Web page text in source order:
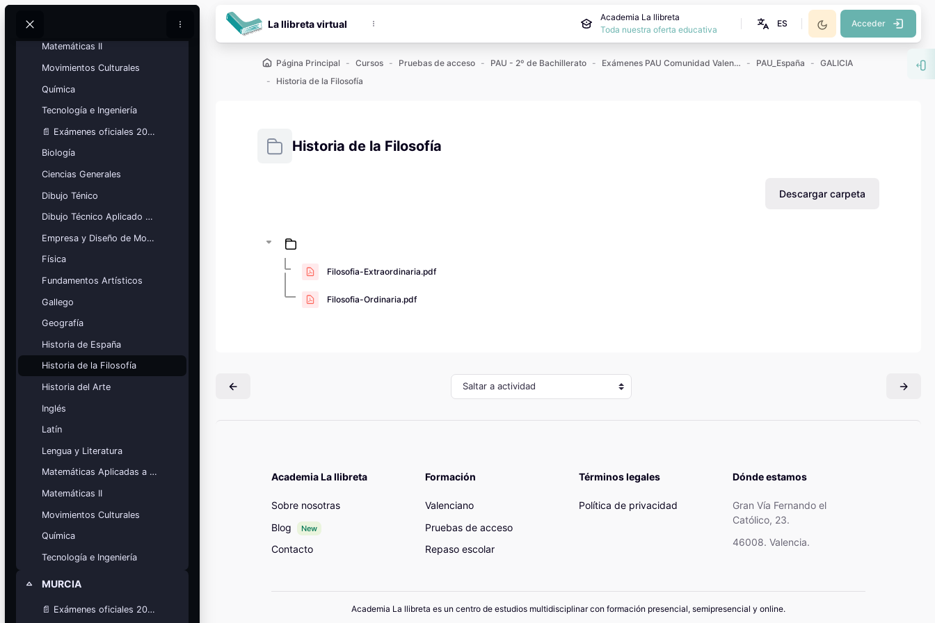
Buscar
BloquesCalendario
académico
Festivos, vacaciones y fechas
Ver calendario
Mis cursos
¡Nos GUSTA lo que hacemos y se
NOTA!
Bloques
Lengua y Literatura
Matemáticas II
Movimientos Culturales
Química
Tecnología e Ingeniería
📄 Exámenes oficiales 2026
Biología
Ciencias Generales
Dibujo Ténico
Dibujo Técnico Aplicado a las Artes
Empresa y Diseño de Modelos de Negocio
Física
Fundamentos Artísticos
Gallego
Geografía
Historia de España
Historia de la Filosofía
Historia del Arte
Inglés
Latín
Lengua y Literatura
Matemáticas Aplicadas a las Ciencias Sociales
Matemáticas II
Movimientos Culturales
Química
Tecnología e Ingeniería
Colapsar
MURCIA
📄 Exámenes oficiales 2025
La llibreta virtual
Academia La llibreta
Toda nuestra oferta educativa
ES Acceder
Página Principal Cursos Pruebas de acceso PAU - 2º de Bachillerato Exámenes PAU Comunidad Valenciana PAU_España
GALICIA
Historia de la Filosofía
Historia de la Filosofía
Descargar carpeta
Filosofia-Extraordinaria.pdf
Filosofia-Ordinaria.pdf
Saltar a actividad
Academia La llibreta
Sobre nosotras
Blog
New
Contacto
Formación
Valenciano
Pruebas de acceso
Repaso escolar
Términos legales
Política de privacidad
Dónde estamos
Gran Vía Fernando el
Católico, 23.
46008. Valencia.
Academia La llibreta es un centro de estudios multidisciplinar con formación presencial, semipresencial y online.